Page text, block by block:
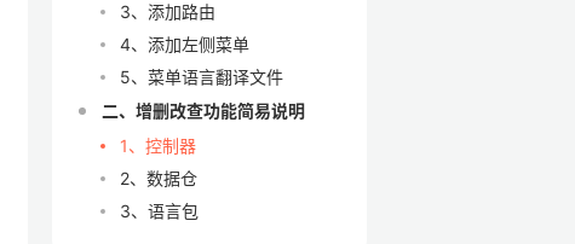
3、添加路由
4、添加左侧菜单
5、菜单语言翻译文件
二、增删改查功能简易说明
1、控制器
2、数据仓
3、语言包